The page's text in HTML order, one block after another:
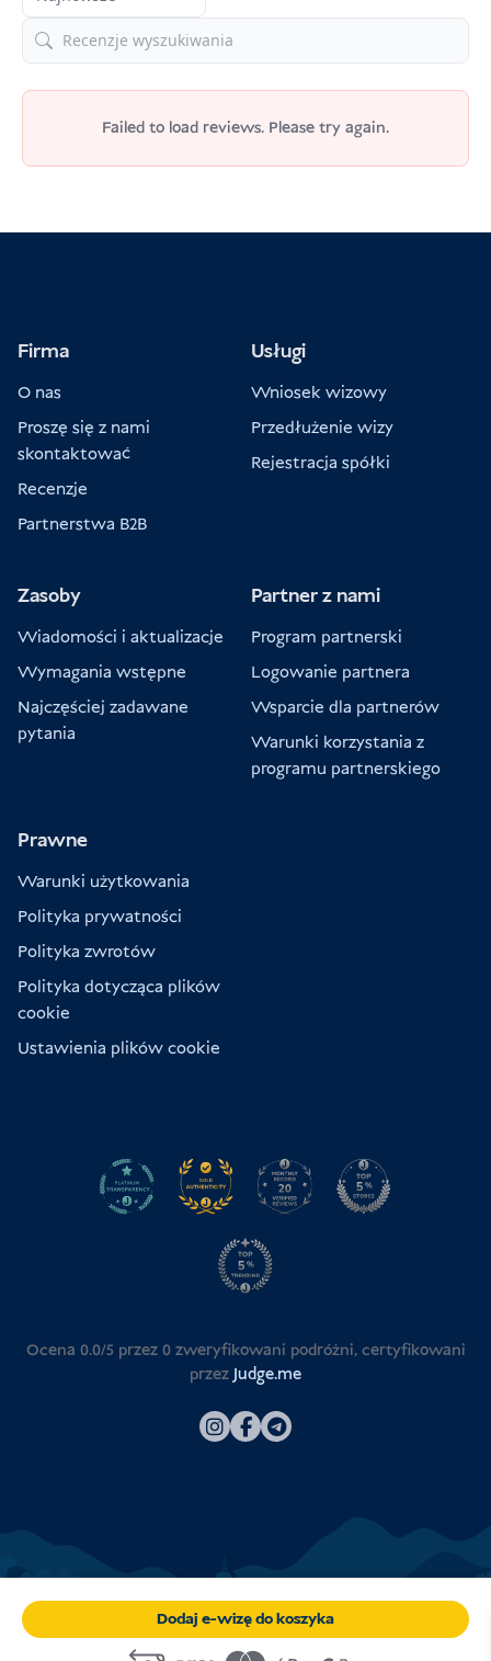
Dodaj e-wizę do koszyka
Failed to load reviews. Please try again.
Firma
O nas
Proszę się z nami
skontaktować
Recenzje
Partnerstwa B2B
Usługi
Wniosek wizowy
Przedłużenie wizy
Rejestracja spółki
Zasoby
Wiadomości i aktualizacje
Wymagania wstępne
Najczęściej zadawane
pytania
Partner z nami
Program partnerski
Logowanie partnera
Wsparcie dla partnerów
Warunki korzystania z
programu partnerskiego
Prawne
Warunki użytkowania
Polityka prywatności
Polityka zwrotów
Polityka dotycząca plików
cookie
Ustawienia plików cookie
Ocena 0.0/5 przez 0zweryfikowani podróżni, certyfikowani
przez Judge.me